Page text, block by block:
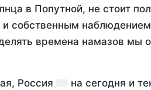
в Попутной, не стоит
собственным
времена намазов мы
Россия на сегодня и